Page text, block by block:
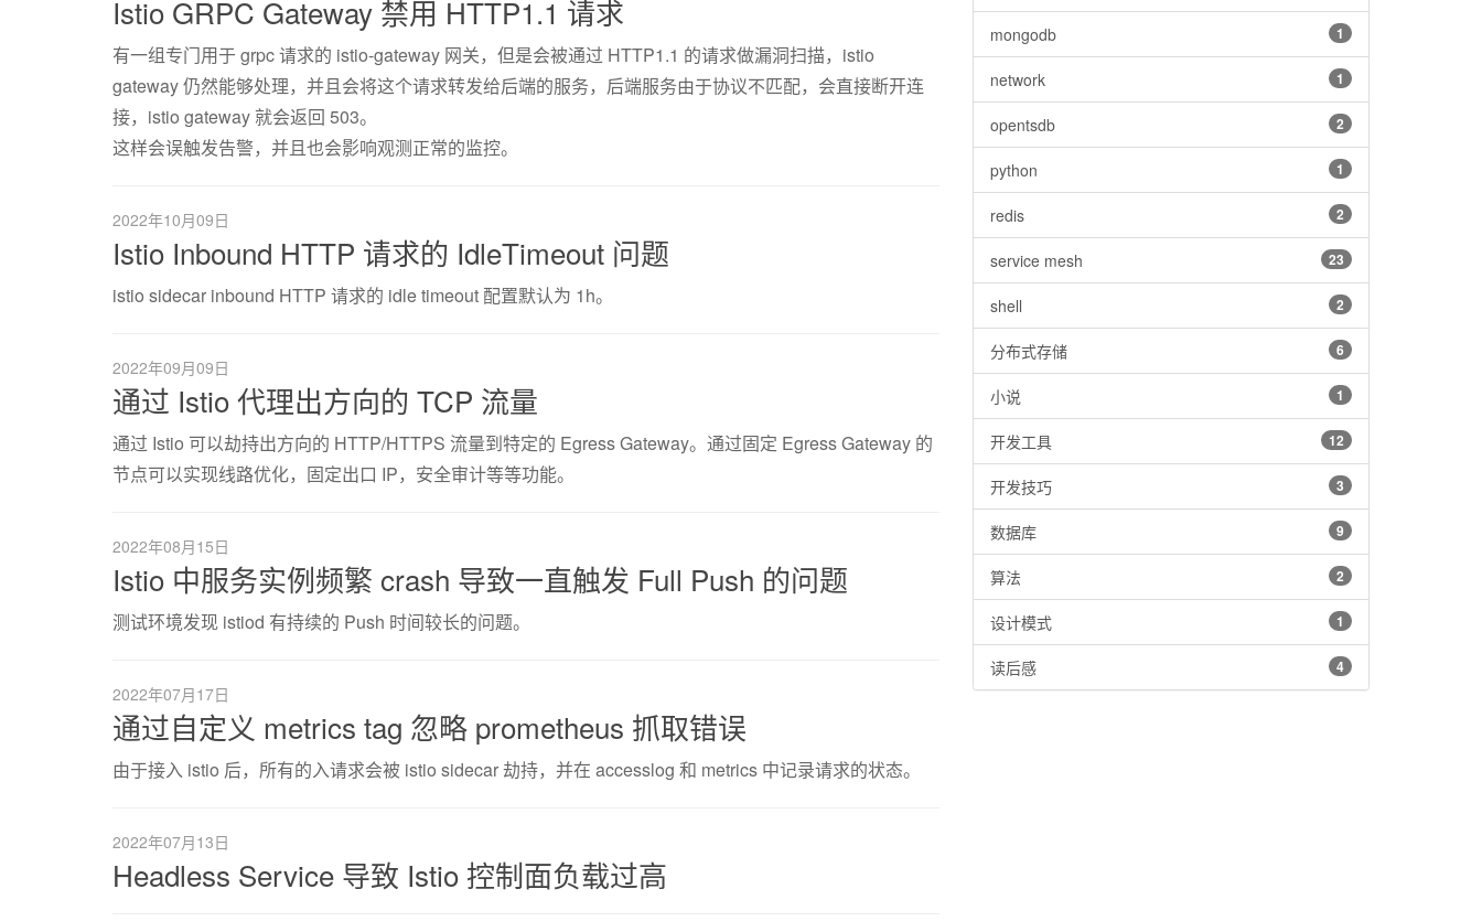
Istio GRPC Gateway 禁用 HTTP1.1 请求
有一组专门用于 grpc 请求的 istio-gateway 网关，但是会被通过 HTTP1.1 的请求做漏洞扫描，istio
gateway 仍然能够处理，并且会将这个请求转发给后端的服务，后端服务由于协议不匹配，会直接断开连
接，istio gateway 就会返回 503。
这样会误触发告警，并且也会影响观测正常的监控。
2022年10月09日
Istio Inbound HTTP 请求的 IdleTimeout 问题
istio sidecar inbound HTTP 请求的 idle timeout 配置默认为 1h。
2022年09月09日
通过 Istio 代理出方向的 TCP 流量
通过 Istio 可以劫持出方向的 HTTP/HTTPS 流量到特定的 Egress Gateway。通过固定 Egress Gateway 的
节点可以实现线路优化，固定出口 IP，安全审计等等功能。
2022年08月15日
Istio 中服务实例频繁 crash 导致一直触发 Full Push 的问题
测试环境发现 istiod 有持续的 Push 时间较长的问题。
2022年07月17日
通过自定义 metrics tag 忽略 prometheus 抓取错误
由于接入 istio 后，所有的入请求会被 istio sidecar 劫持，并在 accesslog 和 metrics 中记录请求的状态。
2022年07月13日
Headless Service 导致 Istio 控制面负载过高
1
mongodb
1
network
2
opentsdb
1
python
2
redis
23
service mesh
2
shell
6
分布式存储
1
小说
12
开发工具
3
开发技巧
9
数据库
2
算法
1
设计模式
4
读后感